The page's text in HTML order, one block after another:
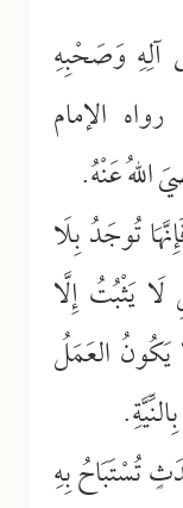
آلِهِ وَصَحْبِهِ
الإمام
عَنْهُ.
تُوجَدُ بِلَا
لَا يَثْبُتُ إِلَّا
يَكُونُ العَمَلُ
تُسْتَبَاحُ بِهِ